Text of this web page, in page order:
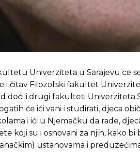
se zahvalimo što ste odlučili da
se zahvalimo što ste odlučili da
Univerziteta u Sarajevu ce
i čitav Filozofski fakultet
doći i drugi fakulteti Univerziteta
će ići vani i studirati, djeca
i ići u Njemačku da rade,
koji su i osnovani za njih, kako
ustanovama i